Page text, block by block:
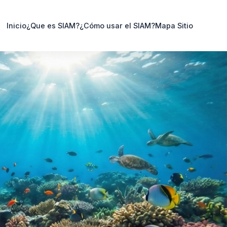
Inicio¿Que es SIAM?¿Cómo usar el SIAM?Mapa Sitio